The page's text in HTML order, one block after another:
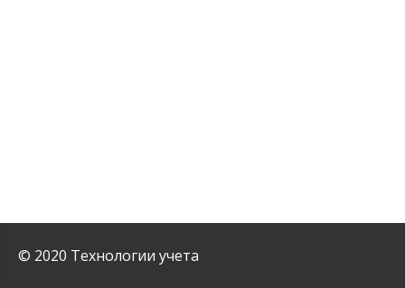
© 2020 Технологии учета